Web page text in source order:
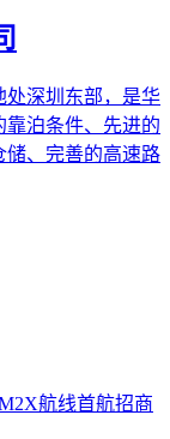
深圳东部，是华
靠泊条件、先进的
储、完善的高速路
航线首航招商